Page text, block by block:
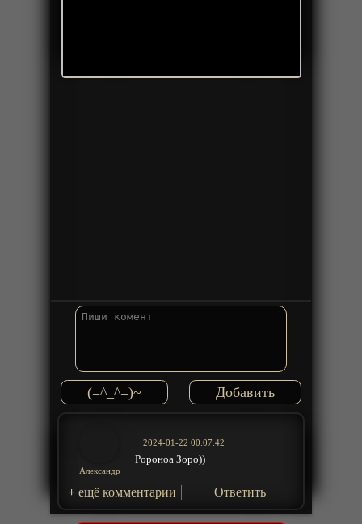
(=^_^=)~
Александр
2024-01-22 00:07:42
Ророноа Зоро))
+ ещё комментарии Ответить